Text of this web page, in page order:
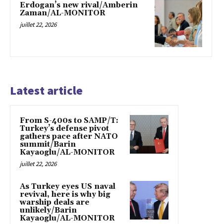
Erdogan’s new rival/Amberin
Zaman/AL-MONITOR
juillet 22, 2026
Latest article
From S-400s to SAMP/T:
Turkey’s defense pivot
gathers pace after NATO
summit/Barin
Kayaoglu/AL-MONITOR
juillet 22, 2026
As Turkey eyes US naval
revival, here is why big
warship deals are
unlikely/Barin
Kayaoglu/AL-MONITOR